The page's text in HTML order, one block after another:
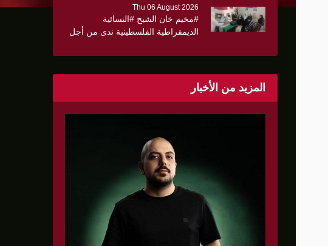
Thu 06 August 2026
#مخيم خان الشيح #النسائية
الديمقراطية الفلسطينية ندى من أجل
صحية عن ألتهاب الكبد وتوزّع
المزيد من الأخبار